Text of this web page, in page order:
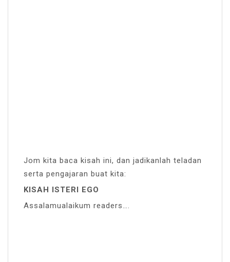
Jom kita baca kisah ini, dan jadikanlah teladan
serta pengajaran buat kita:
KISAH ISTERI EGO
Assalamualaikum readers….